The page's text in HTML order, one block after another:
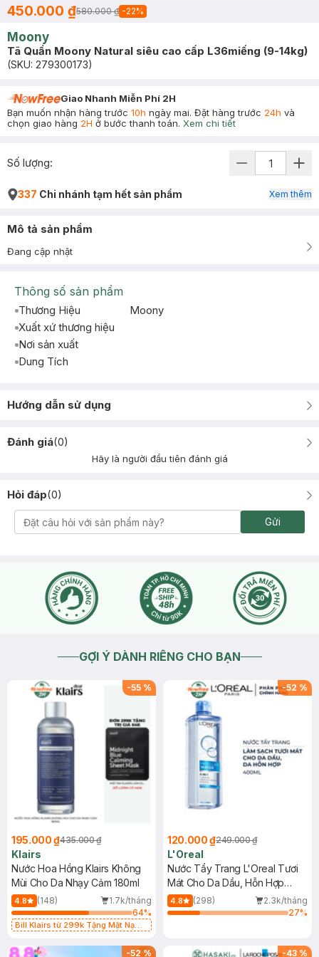
450.000 ₫580.000 ₫ -22%
Moony
Tã Quần Moony Natural siêu cao cấp L36miếng (9-14kg)
(SKU: 279300173)
Giao Nhanh Miễn Phí 2H
Bạn muốn nhận hàng trước 10h ngày mai. Đặt hàng trước 24h và
chọn giao hàng 2H ở bước thanh toán. Xem chi tiết
Số lượng:
337 Chi nhánh tạm hết sản phẩm Xem thêm
Mô tả sản phẩm
Đang cập nhật
Thông số sản phẩm
Thương Hiệu
Moony
Xuất xứ thương hiệu
Nơi sản xuất
Dung Tích
Hướng dẫn sử dụng
Đánh giá(0)
Hãy là người đầu tiên đánh giá
Hỏi đáp(0)
Gửi
GỢI Ý DÀNH RIÊNG CHO BẠN
-55 %
195.000 ₫435.000 ₫
Klairs
Nước Hoa Hồng Klairs Không
Mùi Cho Da Nhạy Cảm 180ml
4.8 (148)
1.7k/tháng
64%
Bill Klairs từ 299k Tặng Mặt Nạ
25ml (SL Có Hạn)
-52 %
120.000 ₫249.000 ₫
L'Oreal
Nước Tẩy Trang L'Oreal Tươi
Mát Cho Da Dầu, Hỗn Hợp
400ml
4.8 (298)
2.3k/tháng
27%
-52% -43 %